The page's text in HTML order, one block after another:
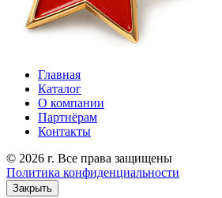
Главная
Каталог
О компании
Партнёрам
Контакты
© 2026 г. Все права защищены
Политика конфиденциальности
Закрыть